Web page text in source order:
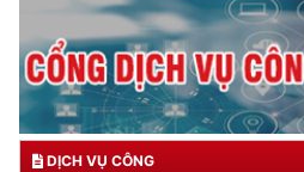
DỊCH VỤ CÔNG